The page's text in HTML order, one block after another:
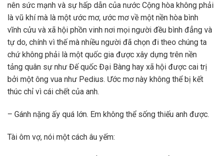
nên sức mạnh và sự hấp dẫn của nước Cộng hòa không phải
là vũ khí mà là một ước mơ, ước mơ về một nền hòa bình
vĩnh cửu và xã hội phồn vinh nơi mọi người đều bình đẳng và
tự do, chính vì thế mà nhiều người đã chọn đi theo chúng ta
chứ không phải là một quốc gia được xây dựng trên nền
tảng quân sự như Đế quốc Đại Bàng hay xã hội được cai trị
bởi một ông vua như Pedius. Ước mơ này không thể bị kết
thúc chỉ vì cái chết của anh.
– Gánh nặng ấy quá lớn. Em không thể sống thiếu anh được.
Tài ôm vợ, nói một cách âu yếm: